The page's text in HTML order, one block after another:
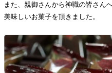
また、親御さんから神職の皆さん
美味しいお菓子を頂きました。